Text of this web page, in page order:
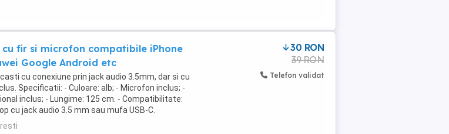
cu fir si microfon compatibile iPhone
Google Android etc
cu conexiune prin jack audio 3.5mm, dar si cu
Specificatii: - Culoare: alb; - Microfon inclus; -
inclus; - Lungime: 125 cm. - Compatibilitate:
cu jack audio 3.5 mm sau mufa USB-C.
30 RON
39 RON
Telefon validat